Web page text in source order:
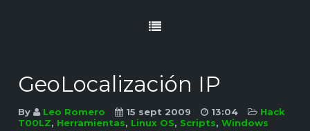
GeoLocalización IP
By Leo Romero 15 sept 2009 13:04
Hack
T00LZ, Herramientas, Linux OS, Scripts,Windows